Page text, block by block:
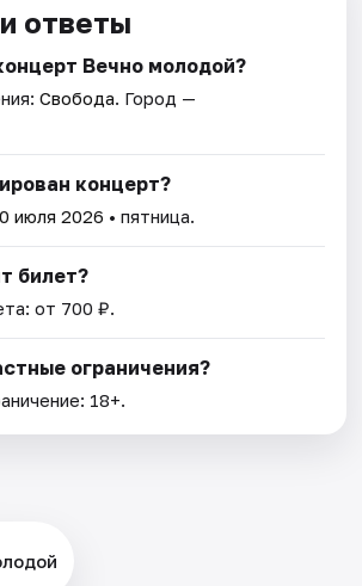
ответы
Вечно молодой?
Свобода. Город —
концерт?
июля 2026 • пятница.
билет?
от 700 ₽.
ограничения?
18+.